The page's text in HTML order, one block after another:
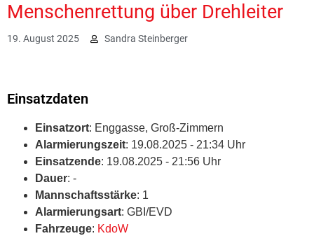
Menschenrettung über Drehleiter
19. August 2025 Sandra Steinberger
Einsatzdaten
Einsatzort: Enggasse, Groß-Zimmern
Alarmierungszeit: 19.08.2025 - 21:34 Uhr
Einsatzende: 19.08.2025 - 21:56 Uhr
Dauer: -
Mannschaftsstärke: 1
Alarmierungsart: GBI/EVD
Fahrzeuge: KdoW